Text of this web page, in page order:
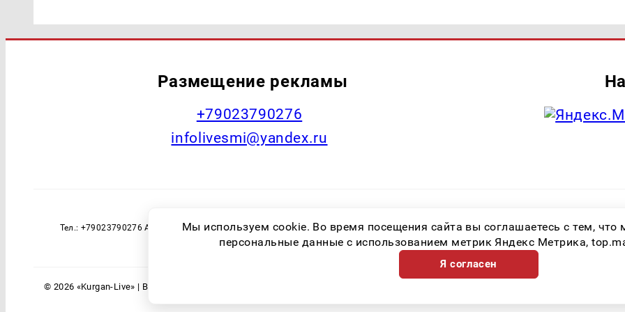
Размещение рекламы
+79023790276
infolivesmi@yandex.ru
Тел.: +79023790276 Адрес эл. почты: infolivesmi@yandex.ru Знак информационной продукции: 16+ Зарегистрировавший орган:
технологий и массовых коммуникаций (Роскомнадзор) Регистрационный номер СМИ ЭЛ № ФС
© 2026 «Kurgan-Live» | Все права защищены
Мы используем cookie. Во время посещения сайта вы соглашаетесь с тем,
персональные данные с использованием метрик Яндекс Метрика,
Я согласен